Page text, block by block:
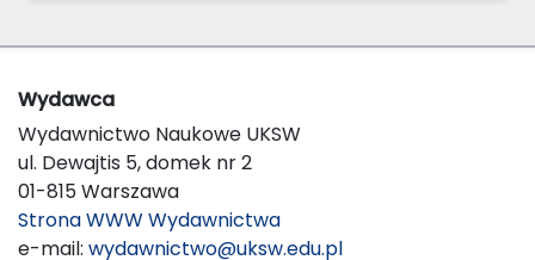
Wydawca
Wydawnictwo Naukowe UKSW
ul. Dewajtis 5, domek nr 2
01-815 Warszawa
Strona WWW Wydawnictwa
e-mail: wydawnictwo@uksw.edu.pl